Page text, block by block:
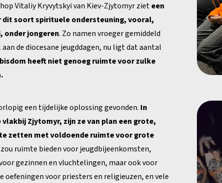
Vitaliy Kryvytskyi van Kiev-Zjytomyr zieteen
dit soort spirituele ondersteuning, vooral,
onder jongeren. Zo namen vroeger gemiddeld
aan de diocesane jeugddagen, nu ligt dat aantal
heeft niet genoeg ruimte voor zulke
een tijdelijke oplossing gevonden. In
vlakbij Zjytomyr, zijn ze van plan een grote,
zetten met voldoende ruimte voor grote
ruimte bieden voor jeugdbijeenkomsten,
gezinnen en vluchtelingen, maar ook voor
oefeningen voor priesters en religieuzen, en vele